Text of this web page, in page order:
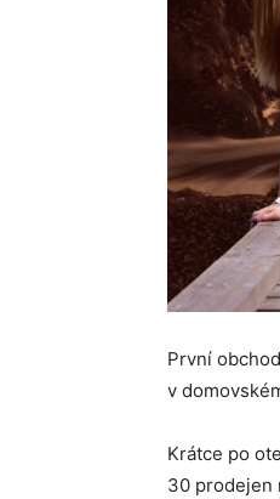
První
v
Krátce po
30 prodejen